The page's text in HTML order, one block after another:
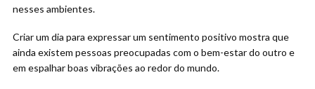
nesses ambientes.
Criar um dia para expressar um sentimento positivo mostra que
ainda existem pessoas preocupadas com o bem-estar do outro e
em espalhar boas vibrações ao redor do mundo.